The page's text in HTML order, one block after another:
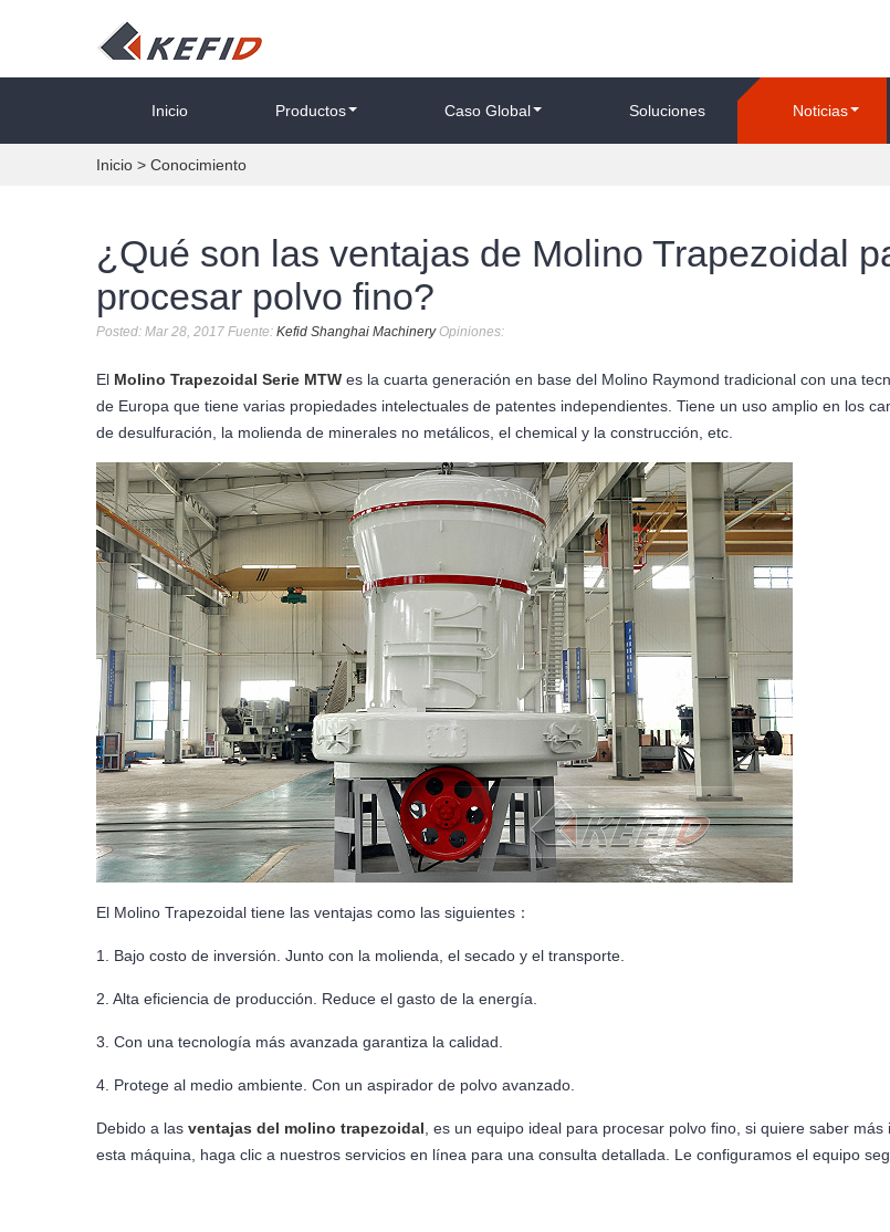
Inicio Productos Caso Global Soluciones Noticias
Inicio > Conocimiento
¿Qué son las ventajas de Molino Trapezoidal
procesar polvo fino?
Posted: Mar 28, 2017 Fuente: Kefid Shanghai MachineryOpiniones:
El Molino Trapezoidal Serie MTW es la cuarta generación en base del Molino Raymond tradicional con una
de Europa que tiene varias propiedades intelectuales de patentes independientes. Tiene un uso amplio en los
de desulfuración, la molienda de minerales no metálicos, el chemical y la construcción, etc.
El Molino Trapezoidal tiene las ventajas como las siguientes：
1. Bajo costo de inversión. Junto con la molienda, el secado y el transporte.
2. Alta eficiencia de producción. Reduce el gasto de la energía.
3. Con una tecnología más avanzada garantiza la calidad.
4. Protege al medio ambiente. Con un aspirador de polvo avanzado.
Debido a las ventajas del molino trapezoidal , es un equipo ideal para procesar polvo fino, si quiere saber
esta máquina, haga clic a nuestros servicios en línea para una consulta detallada. Le configuramos el equipo